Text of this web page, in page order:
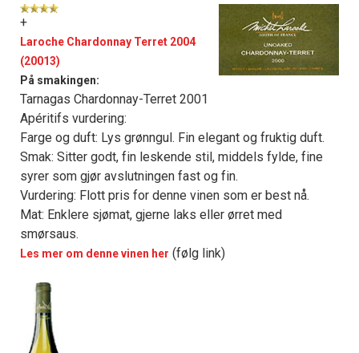
+
Laroche Chardonnay Terret 2004
(20013)
På smakingen:
Tarnagas Chardonnay-Terret 2001
Apéritifs vurdering:
Farge og duft: Lys grønngul. Fin elegant og fruktig duft.
Smak: Sitter godt, fin leskende stil, middels fylde, fine
syrer som gjør avslutningen fast og fin.
Vurdering: Flott pris for denne vinen som er best nå.
Mat: Enklere sjømat, gjerne laks eller ørret med
smørsaus.
Les mer om denne vinen her (følg link)